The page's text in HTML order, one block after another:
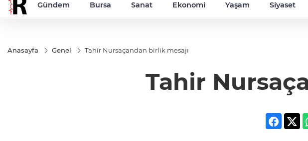
Gündem Bursa Sanat Ekonomi Yaşam Siyaset
Anasayfa Genel Tahir Nursaçandan birlik mesajı
Tahir